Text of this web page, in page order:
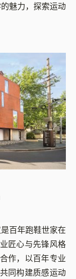
魅力，探索运动
百年跑鞋世家在
匠心与先锋风格
作，以百年专业
同构建质感运动